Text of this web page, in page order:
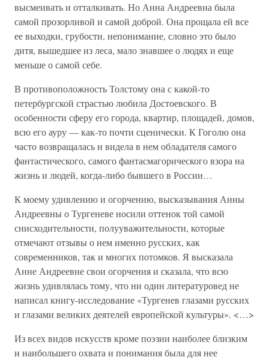
высмеивать и отталкивать. Но Анна Андреевна была
самой прозорливой и самой доброй. Она прощала ей все
ее выходки, грубости, непонимание, словно это было
дитя, вышедшее из леса, мало знавшее о людях и еще
меньше о самой себе.
В противоположность Толстому она с какой-то
петербургской страстью любила Достоевского. В
особенности сферу его города, квартир, площадей, домов,
всю его ауру — как-то почти сценически. К Гоголю она
часто возвращалась и видела в нем обладателя самого
фантастического, самого фантасмагорического взора на
жизнь и людей, когда-либо бывшего в России…
К моему удивлению и огорчению, высказывания Анны
Андреевны о Тургеневе носили оттенок той самой
снисходительности, полууважительности, которые
отмечают отзывы о нем именно русских, как
современников, так и многих потомков. Я высказала
Анне Андреевне свои огорчения и сказала, что всю
жизнь удивлялась тому, что ни один литературовед не
написал книгу-исследование «Тургенев глазами русских
и глазами великих деятелей европейской культуры». <…>
Из всех видов искусств кроме поэзии наиболее близким
и наибольшего охвата и понимания была для нее